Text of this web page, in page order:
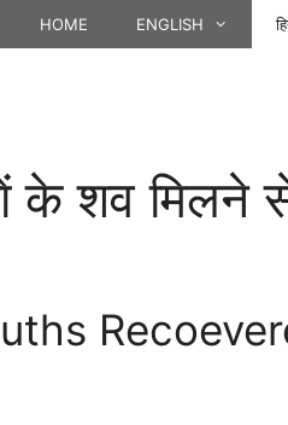
HOME ENGLISH
के शव मिलने